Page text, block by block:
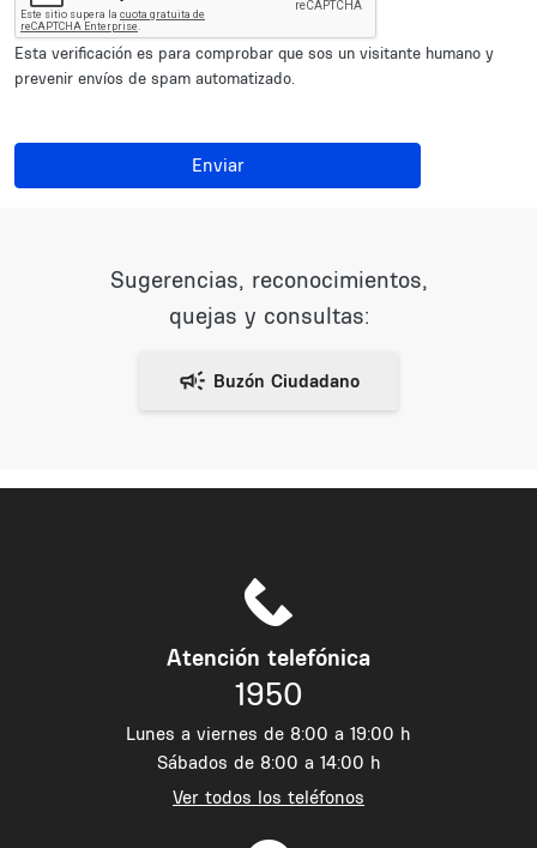
Esta verificación es para comprobar que sos un visitante humano y
prevenir envíos de spam automatizado.
Enviar
Sugerencias, reconocimientos,
quejas y consultas:
Atención telefónica
1950
Lunes a viernes de 8:00 a 19:00 h
Sábados de 8:00 a 14:00 h
Ver todos los teléfonos